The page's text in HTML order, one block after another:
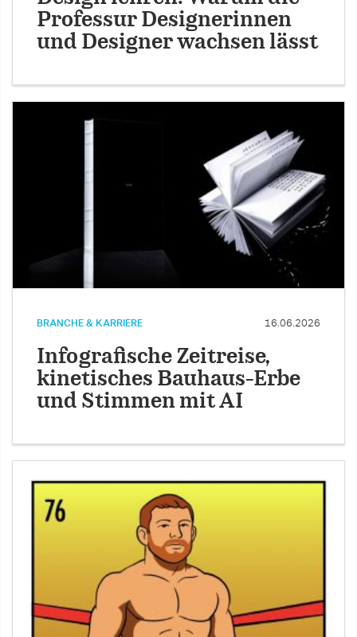
Professur Designerinnen
und Designer wachsen lässt
BRANCHE & KARRIERE 16.06.2026
Infografische Zeitreise,
kinetisches Bauhaus-Erbe
und Stimmen mit AI